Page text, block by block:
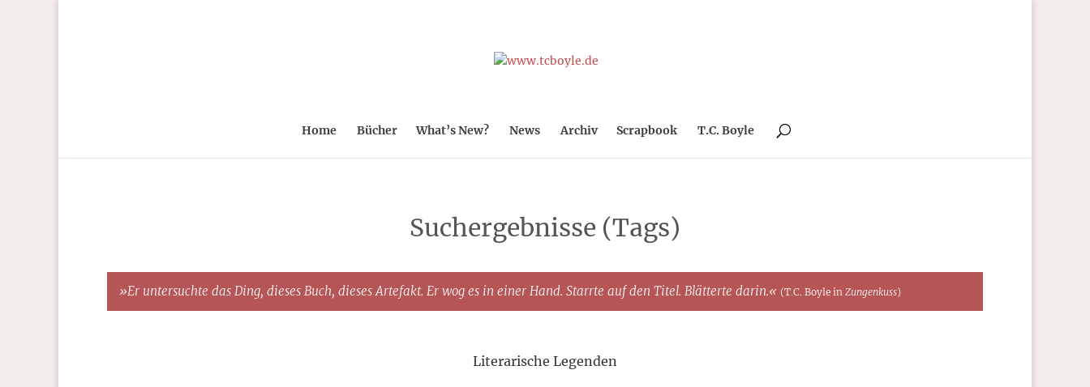
Home Bücher What’s New? News Archiv Scrapbook T.C. Boyle
Suchergebnisse (Tags)
»Er untersuchte das Ding, dieses Buch, dieses Artefakt. Er wog es in einer Hand. Starrte auf den Titel. Blätterte darin.« (T.C. Boyle in Zungenkuss)
Literarische Legenden